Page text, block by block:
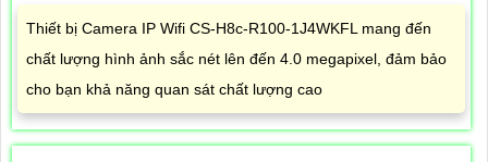
Thiết bị Camera IP Wifi CS-H8c-R100-1J4WKFL mang đến
chất lượng hình ảnh sắc nét lên đến 4.0 megapixel, đảm bảo
cho bạn khả năng quan sát chất lượng cao